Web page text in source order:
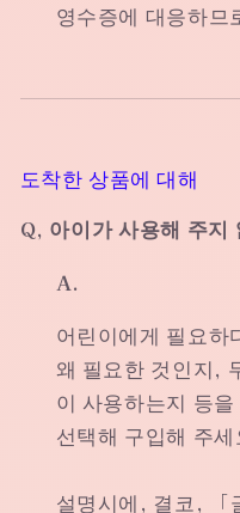
영수증에 대응하므
도착한 상품에 대해
Q, 아이가 사용해 주지
A.
어린이에게 필요하
왜 필요한 것인지,
이 사용하는지 등
선택해 구입해 주
설명시에, 결코, 「